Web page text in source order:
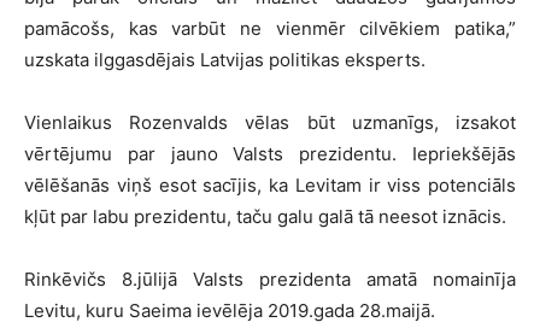
pamācošs, kas varbūt ne vienmēr cilvēkiem patika,”
uzskata ilggasdējais Latvijas politikas eksperts.
Vienlaikus Rozenvalds vēlas būt uzmanīgs, izsakot
vērtējumu par jauno Valsts prezidentu. Iepriekšējās
vēlēšanās viņš esot sacījis, ka Levitam ir viss potenciāls
kļūt par labu prezidentu, taču galu galā tā neesot iznācis.
Rinkēvičs 8.jūlijā Valsts prezidenta amatā nomainīja
Levitu, kuru Saeima ievēlēja 2019.gada 28.maijā.